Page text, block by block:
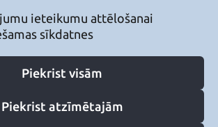
ieteikumu attēlošanai
sīkdatnes
Piekrist visām
Piekrist atzīmētajām